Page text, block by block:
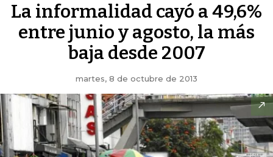
La informalidad cayó a 49,6%
entre junio y agosto, la más
baja desde 2007
martes, 8 de octubre de 2013